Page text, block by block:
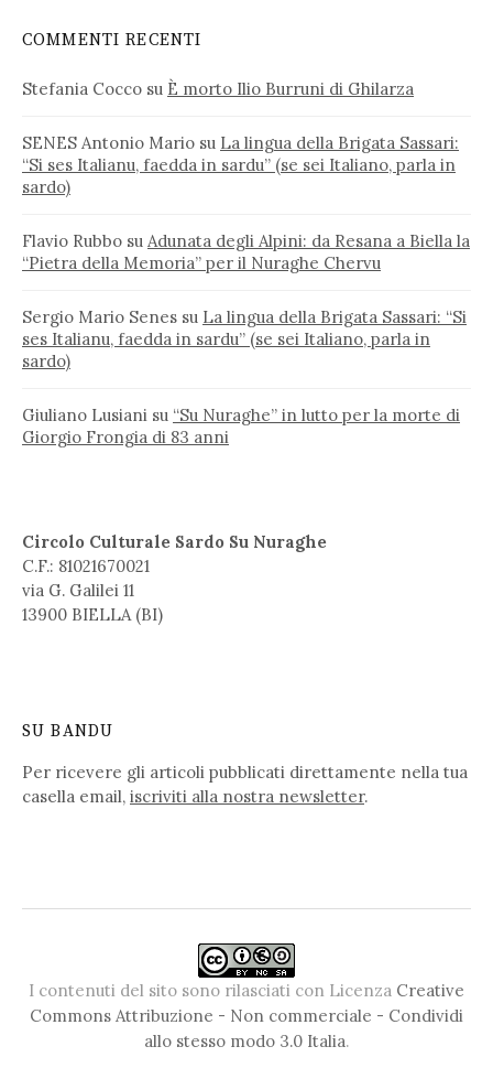
COMMENTI RECENTI
Stefania Cocco su È morto Ilio Burruni di Ghilarza
SENES Antonio Mario su La lingua della Brigata Sassari:
“Si ses Italianu, faedda in sardu” (se sei Italiano, parla in
sardo)
Flavio Rubbo su Adunata degli Alpini: da Resana a Biella la
“Pietra della Memoria” per il Nuraghe Chervu
Sergio Mario Senes su La lingua della Brigata Sassari: “Si
ses Italianu, faedda in sardu” (se sei Italiano, parla in
sardo)
Giuliano Lusiani su “Su Nuraghe” in lutto per la morte di
Giorgio Frongia di 83 anni
Circolo Culturale Sardo Su Nuraghe
C.F.: 81021670021
via G. Galilei 11
13900 BIELLA (BI)
SU BANDU
Per ricevere gli articoli pubblicati direttamente nella tua
casella email, iscriviti alla nostra newsletter.
I contenuti del sito sono rilasciati con Licenza Creative
Commons Attribuzione - Non commerciale - Condividi
allo stesso modo 3.0 Italia.